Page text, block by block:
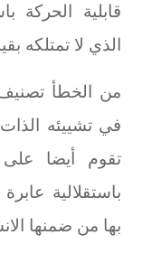
قابلية الحركة
الذي لا تمتلكه
من الخطأ
في تشييئه الذات
تقوم أيضا على
باستقلالية
بها من ضمنها